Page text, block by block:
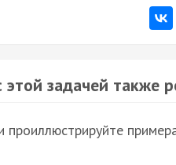
этой задачей также
проиллюстрируйте